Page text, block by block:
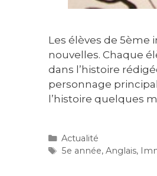
Les élèves de 5ème
nouvelles. Chaque
dans l’histoire
personnage
l’histoire quelques
Actualité
5e année, Anglais,